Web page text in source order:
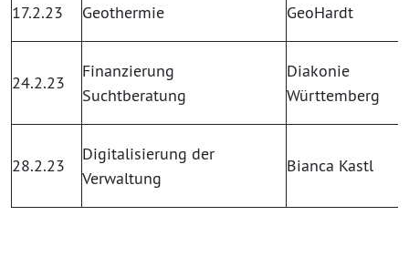
17.2.23 Geothermie GeoHardt
24.2.23
Finanzierung
Suchtberatung
Diakonie
Württemberg
28.2.23
Digitalisierung der
Verwaltung
Bianca Kastl